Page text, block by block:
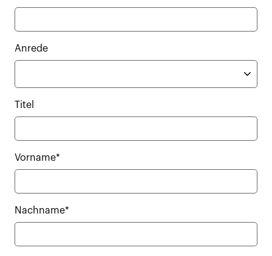
Anrede
Titel
Vorname*
Nachname*